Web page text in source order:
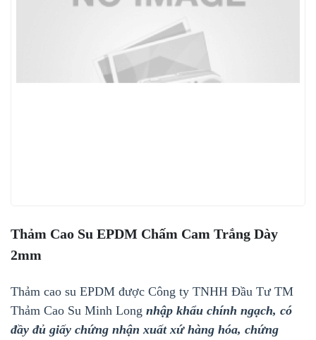
Thảm Cao Su EPDM Chấm Cam Trắng Dày
2mm
Thảm cao su EPDM được Công ty TNHH Đầu Tư TM
Thảm Cao Su Minh Long nhập khẩu chính ngạch, có
đầy đủ giấy chứng nhận xuất xứ hàng hóa, chứng